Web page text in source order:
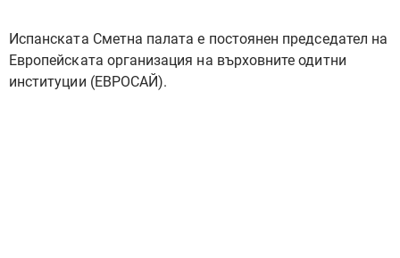
Испанската Сметна палата е постоянен председател на
Европейската организация на върховните одитни
институции (ЕВРОСАЙ).